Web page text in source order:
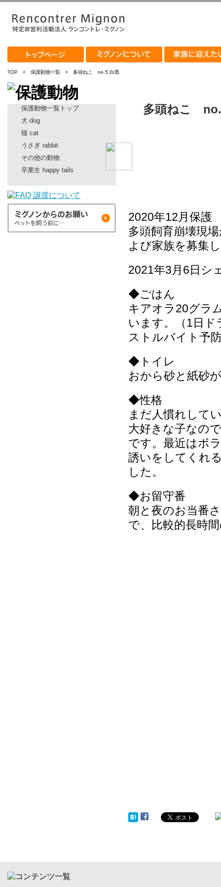
TOP > 保護動物一覧 > 多頭ねこ no.5 白黒
保護動物一覧トップ
犬 dog
猫 cat
うさぎ rabbit
その他の動物
卒業生 happy tails
多頭ねこ
2020年12月保護
多頭飼育崩壊現
よび家族を募集
2021年3月6日シ
◆ごはん
キアオラ20グラ
います。（1日
ストルバイト予
◆トイレ
おから砂と紙砂
◆性格
まだ人慣れして
大好きな子なの
です。最近はボ
誘いをしてくれ
した。
◆お留守番
朝と夜のお当番
で、比較的長時